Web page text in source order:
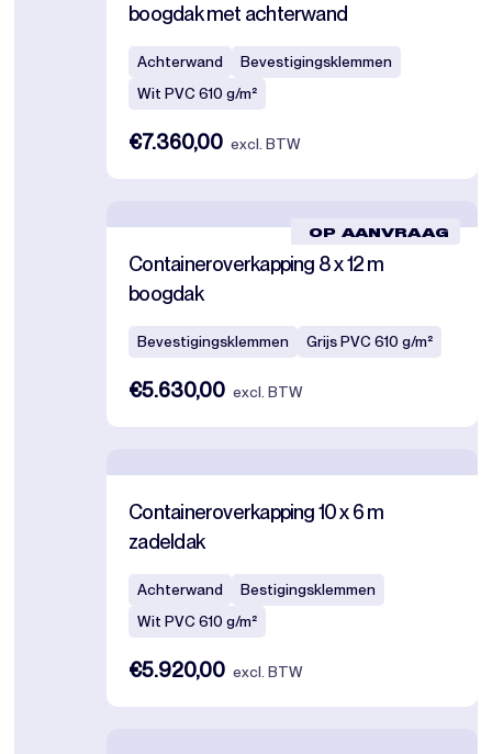
boogdak met achterwand
Achterwand
Bevestigingsklemmen
Wit PVC 610 g/m²
€7.360,00 excl. BTW
OP AANVRAAG
Containeroverkapping 8 x 12 m
boogdak
Bevestigingsklemmen Grijs PVC 610 g/m²
€5.630,00 excl. BTW
Containeroverkapping 10 x 6 m
zadeldak
Achterwand
Bestigingsklemmen
Wit PVC 610 g/m²
€5.920,00 excl. BTW